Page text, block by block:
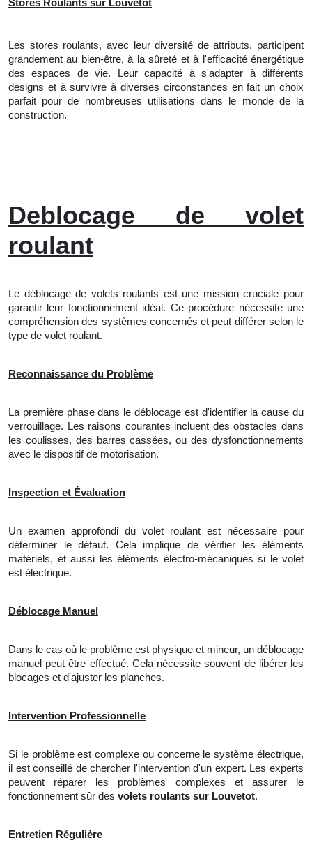
Stores Roulants sur Louvetot
Les stores roulants, avec leur diversité de attributs, participent
grandement au bien-être, à la sûreté et à l'efficacité énergétique
des espaces de vie. Leur capacité à s'adapter à différents
designs et à survivre à diverses circonstances en fait un choix
parfait pour de nombreuses utilisations dans le monde de la
construction.
Deblocage de volet
roulant
Le déblocage de volets roulants est une mission cruciale pour
garantir leur fonctionnement idéal. Ce procédure nécessite une
compréhension des systèmes concernés et peut différer selon le
type de volet roulant.
Reconnaissance du Problème
La première phase dans le déblocage est d'identifier lacause du
verrouillage. Les raisons courantes incluent des obstacles dans
les coulisses, des barres cassées, ou des dysfonctionnements
avec le dispositif de motorisation.
Inspection et Évaluation
Un examen approfondi du volet roulant est nécessaire pour
déterminer le défaut. Cela implique de vérifier les éléments
matériels, et aussi les éléments électro-mécaniques si le volet
est électrique.
Déblocage Manuel
Dans le cas où le problème est physique et mineur, un déblocage
manuel peut être effectué. Cela nécessite souvent de libérer les
blocages et d'ajuster les planches.
Intervention Professionnelle
Si le problème est complexe ou concerne le système électrique,
il est conseillé de chercher l'intervention d'un expert. Les experts
peuvent réparer les problèmes complexes et assurer
le
fonctionnement sûr des volets roulants sur Louvetot.
Entretien Régulière